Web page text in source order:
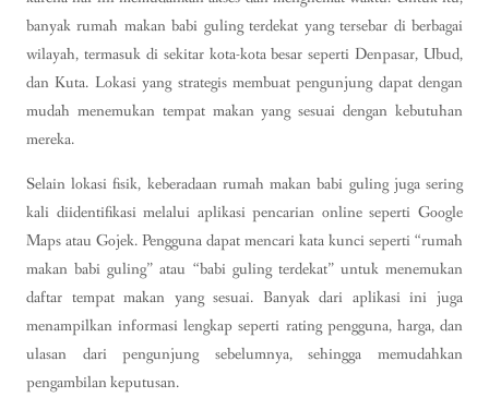
banyak rumah makan babi guling terdekat yang tersebar di berbagai
wilayah, termasuk di sekitar kota-kota besar seperti Denpasar, Ubud,
dan Kuta. Lokasi yang strategis membuat pengunjung dapat dengan
mudah menemukan tempat makan yang sesuai dengan kebutuhan
mereka.
Selain lokasi fisik, keberadaan rumah makan babi guling juga sering
kali diidentifikasi melalui aplikasi pencarian online seperti Google
Maps atau Gojek. Pengguna dapat mencari kata kunci seperti “rumah
makan babi guling” atau “babi guling terdekat” untuk menemukan
daftar tempat makan yang sesuai. Banyak dari aplikasi ini juga
menampilkan informasi lengkap seperti rating pengguna, harga, dan
ulasan dari pengunjung sebelumnya, sehingga memudahkan
pengambilan keputusan.